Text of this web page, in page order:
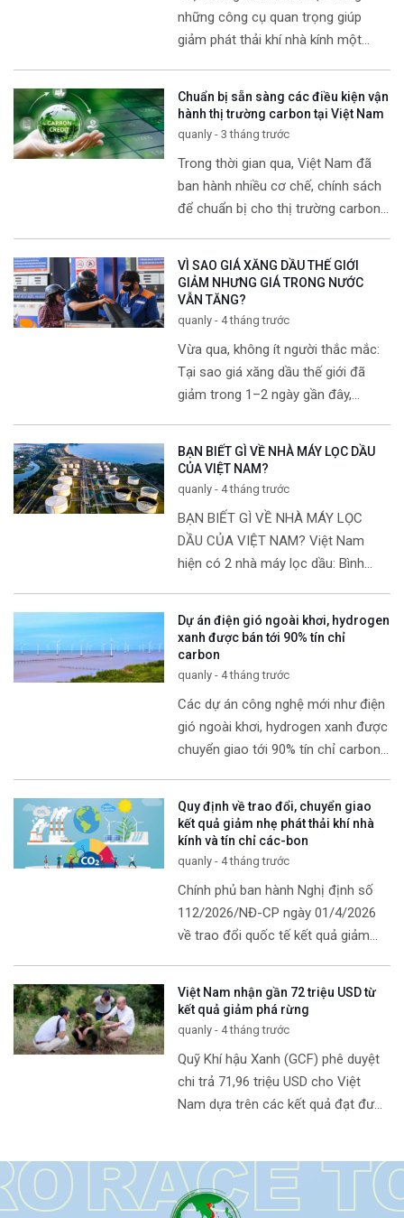
những công cụ quan trọng giúp
giảm phát thải khí nhà kính một
các[…]
Chuẩn bị sẵn sàng các điều kiện vận
hành thị trường carbon tại Việt Nam
quanly - 3 tháng trước
Trong thời gian qua, Việt Nam đã
ban hành nhiều cơ chế, chính sách
để chuẩn bị cho thị trường carbon.
khung pháp lý chung cho thị trường
carbon[…]
VÌ SAO GIÁ XĂNG DẦU THẾ GIỚI
GIẢM NHƯNG GIÁ TRONG NƯỚC
VẪN TĂNG?
quanly - 4 tháng trước
Vừa qua, không ít người thắc mắc:
Tại sao giá xăng dầu thế giới đã
giảm trong 1–2 ngày gần đây,
tăng? Đây là hiện tượng hoàn toàn
[…]
BẠN BIẾT GÌ VỀ NHÀ MÁY LỌC DẦU
CỦA VIỆT NAM?
quanly - 4 tháng trước
BẠN BIẾT GÌ VỀ NHÀ MÁY LỌC
DẦU CỦA VIỆT NAM? Việt Nam
hiện có 2 nhà máy lọc dầu: Bình
Dự án điện gió ngoài khơi, hydrogen
xanh được bán tới 90% tín chỉ
carbon
quanly - 4 tháng trước
Các dự án công nghệ mới như điện
gió ngoài khơi, hydrogen xanh được
chuyển giao tới 90% tín chỉ carbon,
[…]
Quy định về trao đổi, chuyển giao
kết quả giảm nhẹ phát thải khí nhà
kính và tín chỉ các-bon
quanly - 4 tháng trước
Chính phủ ban hành Nghị định số
112/2026/NĐ-CP ngày 01/4/2026
về trao đổi quốc tế kết quả giảm
trao[…]
Việt Nam nhận gần 72 triệu USD từ
kết quả giảm phá rừng
quanly - 4 tháng trước
Quỹ Khí hậu Xanh (GCF) phê duyệt
chi trả 71,96 triệu USD cho Việt
Nam dựa trên các kết quả đạt được